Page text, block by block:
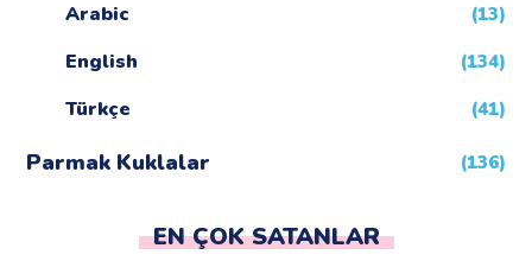
Arabic (13)
English (134)
Türkçe (41)
Parmak Kuklalar (136)
EN ÇOK SATANLAR